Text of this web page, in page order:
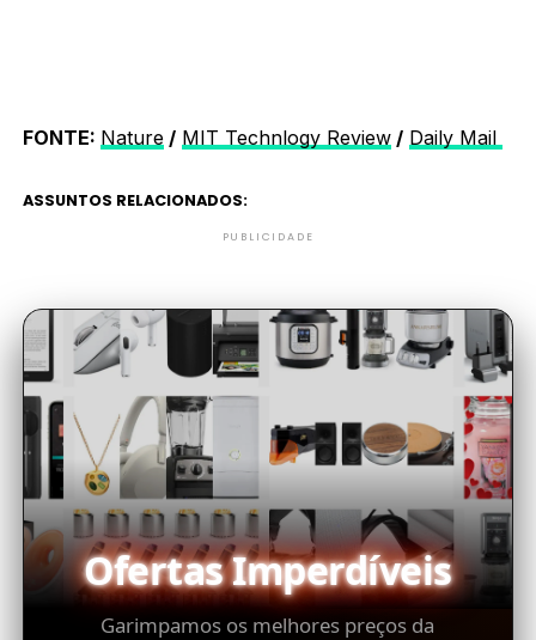
FONTE: Nature/ MIT Technlogy Review/ Daily Mail
ASSUNTOS RELACIONADOS:
PUBLICIDADE
Ofertas Imperdíveis
Garimpamos os melhores preços da